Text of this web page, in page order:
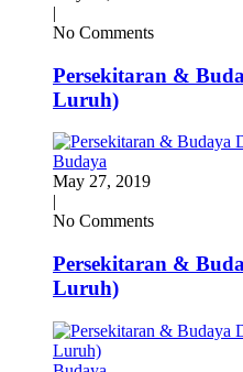
|
No Comments
Persekitaran &
Luruh)
Budaya
May 27, 2019
|
No Comments
Persekitaran &
Luruh)